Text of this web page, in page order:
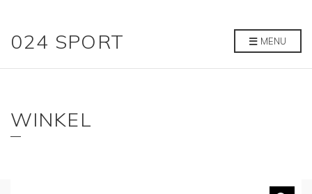
024 SPORT MENU
WINKEL